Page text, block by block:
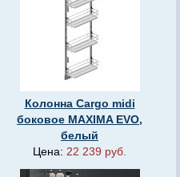
Колонна Cargo midi
боковое MAXIMA EVO,
белый
Цена: 22 239 руб.